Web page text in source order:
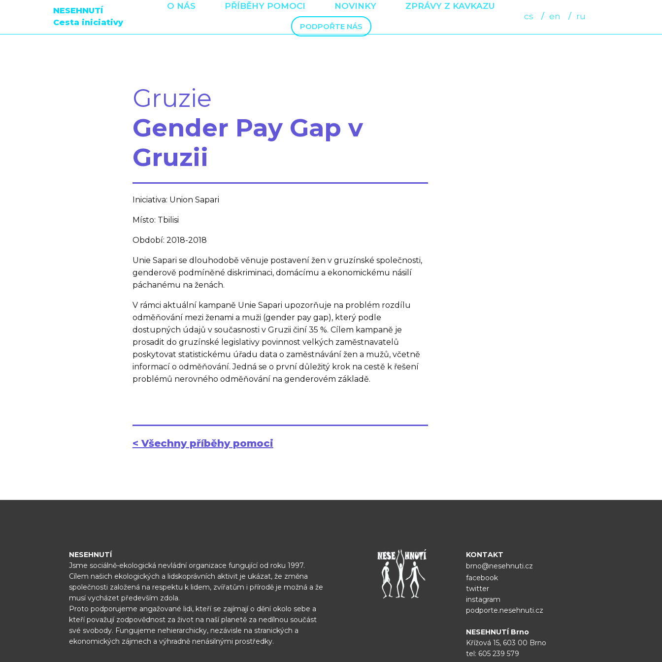
NESEHNUTÍ
Cesta iniciativy
O NÁS PŘÍBĚHY POMOCI NOVINKY ZPRÁVY Z KAVKAZU
PODPOŘTE NÁS
cs en ru
Gruzie
Gender Pay Gap v
Gruzii
Iniciativa: Union Sapari
Místo: Tbilisi
Období: 2018-2018
Unie Sapari se dlouhodobě věnuje postavení žen v gruzínské společnosti,
genderově podmíněné diskriminaci, domácímu a ekonomickému násilí
páchanému na ženách.
V rámci aktuální kampaně Unie Sapari upozorňuje na problém rozdílu
odměňování mezi ženami a muži (gender pay gap), který podle
dostupných údajů v současnosti v Gruzii činí 35 %. Cílem kampaně je
prosadit do gruzínské legislativy povinnost velkých zaměstnavatelů
poskytovat statistickému úřadu data o zaměstnávání žen a mužů, včetně
informací o odměňování. Jedná se o první důležitý krok na cestě k řešení
problémů nerovného odměňování na genderovém základě.
< Všechny příběhy pomoci
NESEHNUTÍ
Jsme sociálně-ekologická nevládní organizace fungující od roku 1997.
Cílem našich ekologických a lidskoprávních aktivit je ukázat, že změna
společnosti založená na respektu k lidem, zvířatům i přírodě je možná a že
musí vycházet především zdola.
Proto podporujeme angažované lidi, kteří se zajímají o dění okolo sebe a
kteří považují zodpovědnost za život na naší planetě za nedílnou součást
své svobody. Fungujeme nehierarchicky, nezávisle na stranických a
ekonomických zájmech a výhradně nenásilnými prostředky.
KONTAKT
brno@nesehnuti.cz
facebook
twitter
instagram
podporte.nesehnuti.cz
NESEHNUTÍ Brno
Křížová 15, 603 00 Brno
tel: 605 239 579